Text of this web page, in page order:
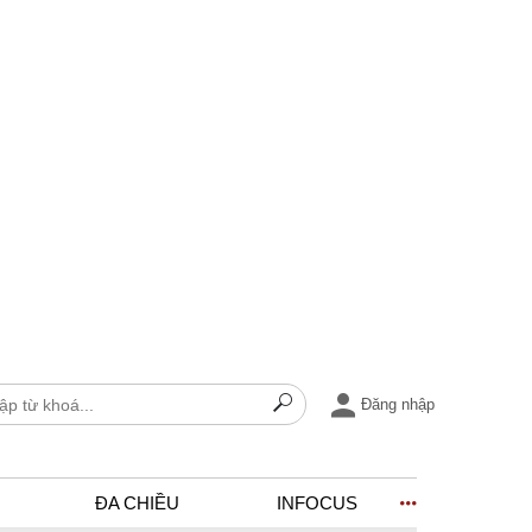
Đăng nhập
ĐA CHIỀU INFOCUS